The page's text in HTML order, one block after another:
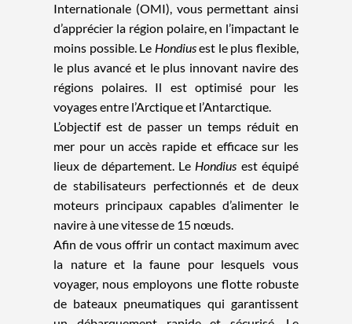
Internationale (OMI), vous permettant ainsi
d’apprécier la région polaire, en l’impactant le
moins possible. Le Hondiusest le plus flexible,
le plus avancé et le plus innovant navire des
régions polaires. Il est optimisé pour les
voyages entre l’Arctique et l’Antarctique.
L’objectif est de passer un temps réduit en
mer pour un accès rapide et efficace sur les
lieux de département. Le Hondius est équipé
de stabilisateurs perfectionnés et de deux
moteurs principaux capables d’alimenter le
navire à une vitesse de 15 nœuds.
Afin de vous offrir un contact maximum avec
la nature et la faune pour lesquels vous
voyager, nous employons une flotte robuste
de bateaux pneumatiques qui garantissent